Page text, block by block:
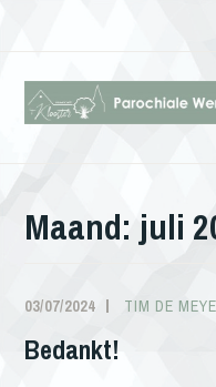
inhoud
Maand: juli
03/07/2024 TIM DE
Bedankt!